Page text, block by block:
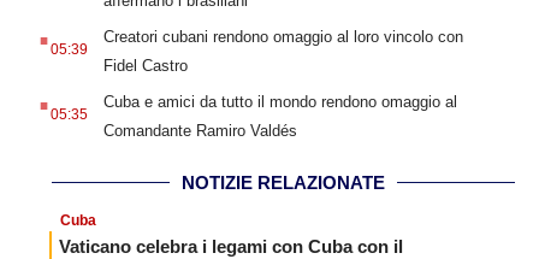
.05:39
Creatori cubani rendono omaggio al loro vincolo con
Fidel Castro
.05:35
Cuba e amici da tutto il mondo rendono omaggio al
Comandante Ramiro Valdés
NOTIZIE RELAZIONATE
Cuba
Vaticano celebra i legami con Cuba con il